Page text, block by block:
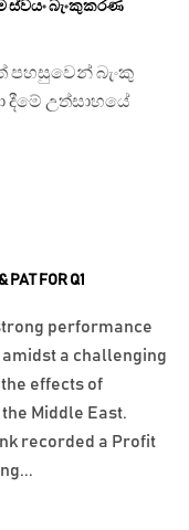
FOR Q1
performance
amidst a challenging
effects of
Middle East.
recorded a Profit
ස්වයං බැංකුකරණ
පහසුවෙන් බැංකු
දීමේ උත්සාහයේ